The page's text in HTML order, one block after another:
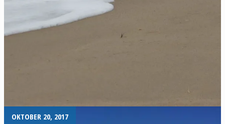
OKTOBER 20, 2017